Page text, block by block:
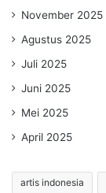
November 2025
Agustus 2025
Juli 2025
Juni 2025
Mei 2025
April 2025
artis indonesia